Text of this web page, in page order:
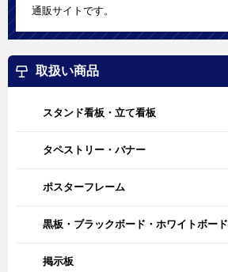
通販サイトです。
取扱い商品
スタンド看板・立て看板
タペストリー・バナー
ポスターフレーム
黒板・ブラックボード・ホワイトボード
掲示板